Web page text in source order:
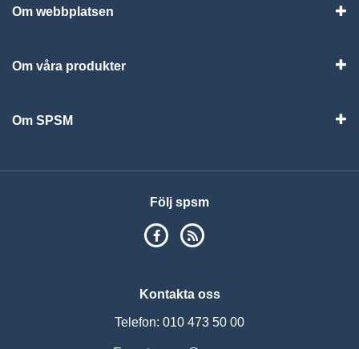
Om webbplatsen
Om våra produkter
Om SPSM
Följ spsm
SPSM på Facebook
Kontakta oss
Telefon: 010 473 50 00